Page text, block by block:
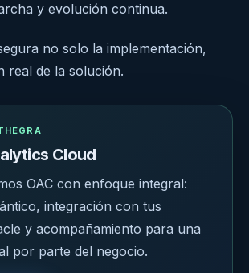
y evolución continua.
no solo la implementación,
real de la solución.
Cloud
OAC con enfoque integral:
integración con tus
y acompañamiento para una
por parte del negocio.